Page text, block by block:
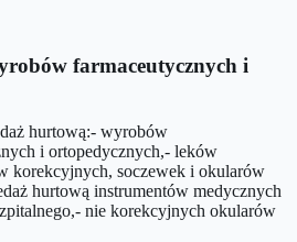
farmaceutycznych i
hurtową:- wyrobów
i ortopedycznych,- leków
korekcyjnych, soczewek i okularów
hurtową instrumentów medycznych
nie korekcyjnych okularów